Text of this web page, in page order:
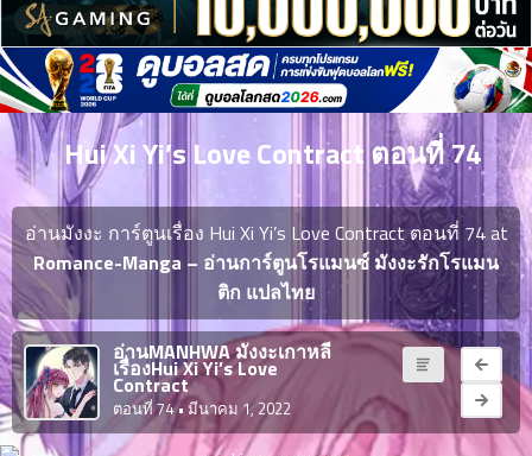
เกาหลี
จีน
ญี่ปุ่น
จบแล้ว
มังงะ NTR
Hui Xi Yi’s Love Contract ตอนที่ 74
อ่านมังงะ การ์ตูนเรื่อง Hui Xi Yi’s Love Contract ตอนที่ 74 at
Romance-Manga – อ่านการ์ตูนโรแมนซ์ มังงะรักโรแมน
ติก แปลไทย
อ่านMANHWA มังงะเกาหลี
เรื่องHui Xi Yi’s Love
Contract
ตอนที่ 74 • มีนาคม 1, 2022
น
3
ตอน
ที่
ม
4
ตอน
ที่
ม
5
ตอน
ที่
น
6
ตอน
ที่
น